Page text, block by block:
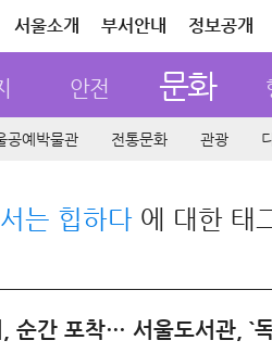
서울소개 부서안내 정보공개
안전 문화
공예박물관 전통문화 관광
는 힙하다에 대한 태
순간 포착… 서울도서관, `